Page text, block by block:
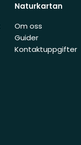
Naturkartan
Om oss
Guider
Kontaktuppgifter